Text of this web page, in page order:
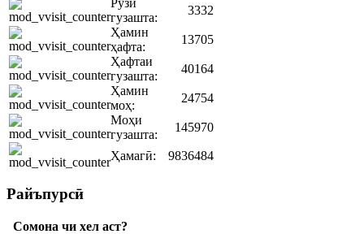
Рӯзи
гузашта:
3332
Ҳамин
ҳафта:
13705
Ҳафтаи
гузашта:
40164
Ҳамин
моҳ:
24754
Моҳи
гузашта:
145970
Ҳамагӣ: 9836484
Райъпурсӣ
Сомона чи хел аст?